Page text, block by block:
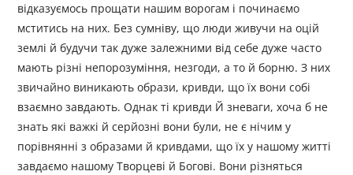
відказуємось прощати нашим ворогам і починаємо
мститись на них. Без сумніву, що люди живучи на оцій
землі й будучи так дуже залежними від себе дуже часто
мають різні непорозуміння, незгоди, а то й борню. З них
звичайно виникають образи, кривди, що їх вони собі
взаємно завдають. Однак ті кривди Й зневаги, хоча б не
знать які важкі й серйозні вони були, не є нічим у
порівнянні з образами й кривдами, що їх у нашому житті
завдаємо нашому Творцеві й Богові. Вони різняться